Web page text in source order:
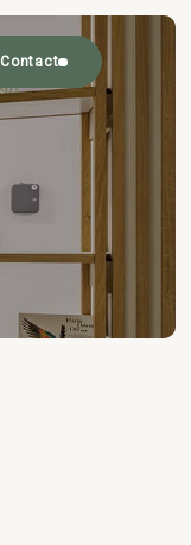
Contact